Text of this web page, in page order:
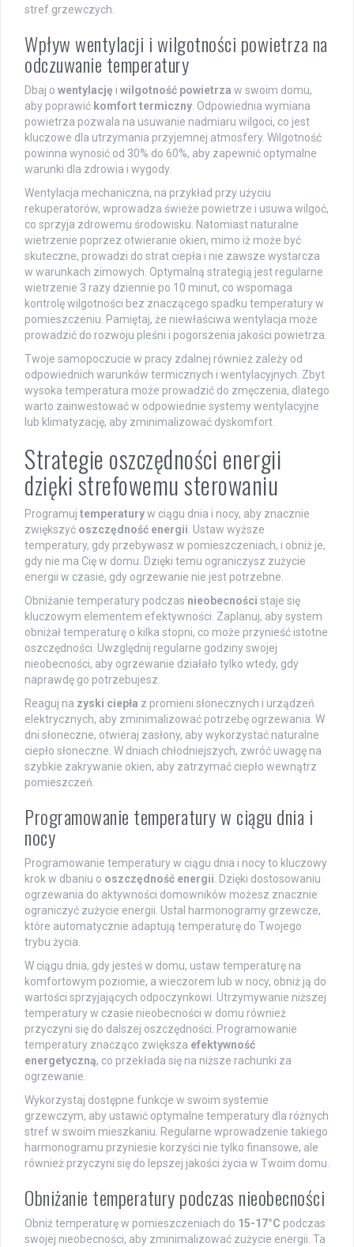
stref grzewczych.
Wpływ wentylacji i wilgotności powietrza na
odczuwanie temperatury
Dbaj o wentylację i wilgotność powietrza w swoim domu,
aby poprawić komfort termiczny . Odpowiednia wymiana
powietrza pozwala na usuwanie nadmiaru wilgoci, co jest
kluczowe dla utrzymania przyjemnej atmosfery. Wilgotność
powinna wynosić od 30% do 60%, aby zapewnić optymalne
warunki dla zdrowia i wygody.
Wentylacja mechaniczna, na przykład przy użyciu
rekuperatorów, wprowadza świeże powietrze i usuwa wilgoć,
co sprzyja zdrowemu środowisku. Natomiast naturalne
wietrzenie poprzez otwieranie okien, mimo iż może być
skuteczne, prowadzi do strat ciepła i nie zawsze wystarcza
w warunkach zimowych. Optymalną strategią jest regularne
wietrzenie 3 razy dziennie po 10 minut, co wspomaga
kontrolę wilgotności bez znaczącego spadku temperatury w
pomieszczeniu. Pamiętaj, że niewłaściwa wentylacja może
prowadzić do rozwoju pleśni i pogorszenia jakości powietrza.
Twoje samopoczucie w pracy zdalnej również zależy od
odpowiednich warunków termicznych i wentylacyjnych. Zbyt
wysoka temperatura może prowadzić do zmęczenia, dlatego
warto zainwestować w odpowiednie systemy wentylacyjne
lub klimatyzację, aby zminimalizować dyskomfort.
Strategie oszczędności energii
dzięki strefowemu sterowaniu
Programuj temperaturyw ciągu dnia i nocy, aby znacznie
zwiększyć oszczędność energii . Ustaw wyższe
temperatury, gdy przebywasz w pomieszczeniach, i obniż je,
gdy nie ma Cię w domu. Dzięki temu ograniczysz zużycie
energii w czasie, gdy ogrzewanie nie jest potrzebne.
Obniżanie temperatury podczas nieobecności staje się
kluczowym elementem efektywności. Zaplanuj, aby system
obniżał temperaturę o kilka stopni, co może przynieść istotne
oszczędności. Uwzględnij regularne godziny swojej
nieobecności, aby ogrzewanie działało tylko wtedy, gdy
naprawdę go potrzebujesz.
Reaguj na zyski ciepła z promieni słonecznych i urządzeń
elektrycznych, aby zminimalizować potrzebę ogrzewania. W
dni słoneczne, otwieraj zasłony, aby wykorzystać naturalne
ciepło słoneczne. W dniach chłodniejszych, zwróć uwagę na
szybkie zakrywanie okien, aby zatrzymać ciepło wewnątrz
pomieszczeń.
Programowanie temperatury w ciągu dnia i
nocy
Programowanie temperatury w ciągu dnia i nocy to kluczowy
krok w dbaniu o oszczędność energii . Dzięki dostosowaniu
ogrzewania do aktywności domowników możesz znacznie
ograniczyć zużycie energii. Ustal harmonogramy grzewcze,
które automatycznie adaptują temperaturę do Twojego
trybu życia.
W ciągu dnia, gdy jesteś w domu, ustaw temperaturę na
komfortowym poziomie, a wieczorem lub w nocy, obniż ją do
wartości sprzyjających odpoczynkowi. Utrzymywanie niższej
temperatury w czasie nieobecności w domu również
przyczyni się do dalszej oszczędności. Programowanie
temperatury znacząco zwiększa efektywność
energetyczną, co przekłada się na niższe rachunki za
ogrzewanie.
Wykorzystaj dostępne funkcje w swoim systemie
grzewczym, aby ustawić optymalne temperatury dla różnych
stref w swoim mieszkaniu. Regularne wprowadzenie takiego
harmonogramu przyniesie korzyści nie tylko finansowe, ale
również przyczyni się do lepszej jakości życia w Twoim domu.
Obniżanie temperatury podczas nieobecności
Obniż temperaturę w pomieszczeniach do 15-17°C podczas
swojej nieobecności, aby zminimalizować zużycie energii. Ta